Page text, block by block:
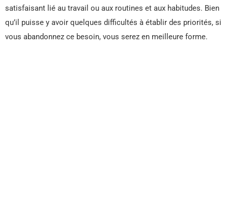
satisfaisant lié au travail ou aux routines et aux habitudes. Bien
qu’il puisse y avoir quelques difficultés à établir des priorités, si
vous abandonnez ce besoin, vous serez en meilleure forme.